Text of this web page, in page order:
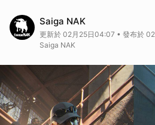
Saiga NAK
更新於 02月25日04:07 • 發布於
Saiga NAK